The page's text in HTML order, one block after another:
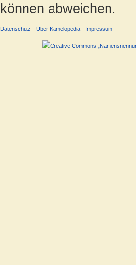
können abweichen.
Datenschutz Über Kamelopedia Impressum